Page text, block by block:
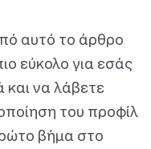
αυτό το άρθρο
εύκολο για εσάς
να λάβετε
του προφίλ
βήμα στο